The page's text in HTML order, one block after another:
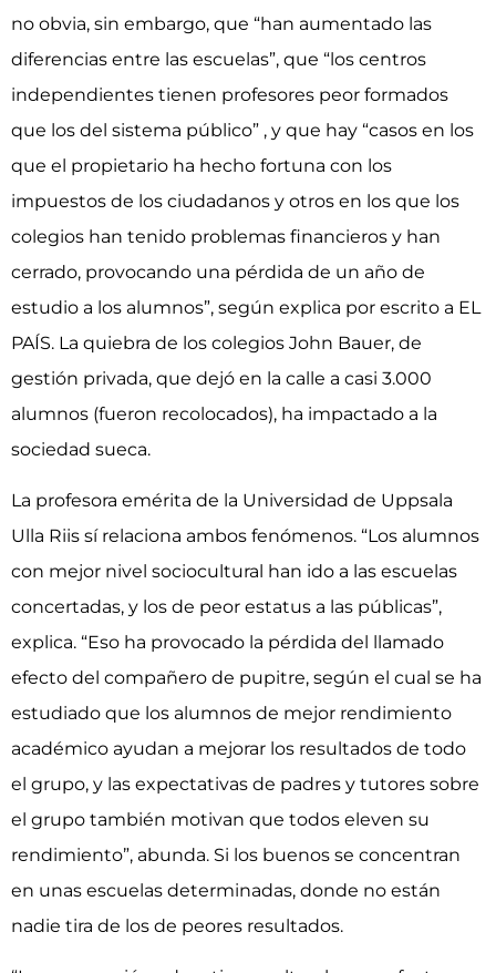
no obvia, sin embargo, que “han aumentado las
diferencias entre las escuelas”, que “los centros
independientes tienen profesores peor formados
que los del sistema público” , y que hay “casos en los
que el propietario ha hecho fortuna con los
impuestos de los ciudadanos y otros en los que los
colegios han tenido problemas financieros y han
cerrado, provocando una pérdida de un año de
estudio a los alumnos”, según explica por escrito a EL
PAÍS. La quiebra de los colegios John Bauer, de
gestión privada, que dejó en la calle a casi 3.000
alumnos (fueron recolocados), ha impactado a la
sociedad sueca.
La profesora emérita de la Universidad de Uppsala
Ulla Riis sí relaciona ambos fenómenos. “Los alumnos
con mejor nivel sociocultural han ido a las escuelas
concertadas, y los de peor estatus a las públicas”,
explica. “Eso ha provocado la pérdida del llamado
efecto del compañero de pupitre, según el cual se ha
estudiado que los alumnos de mejor rendimiento
académico ayudan a mejorar los resultados de todo
el grupo, y las expectativas de padres y tutores sobre
el grupo también motivan que todos eleven su
rendimiento”, abunda. Si los buenos se concentran
en unas escuelas determinadas, donde no están
nadie tira de los de peores resultados.